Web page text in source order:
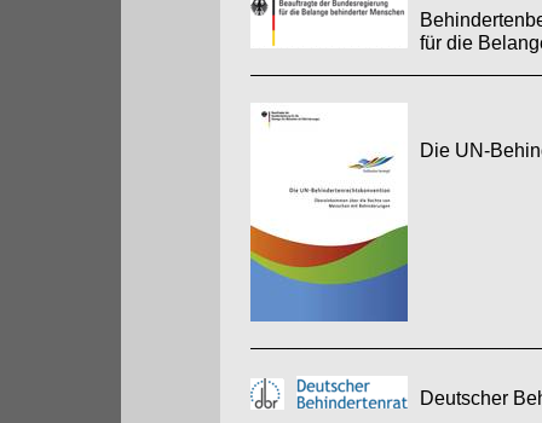
für die
Die UN-
Deutscher